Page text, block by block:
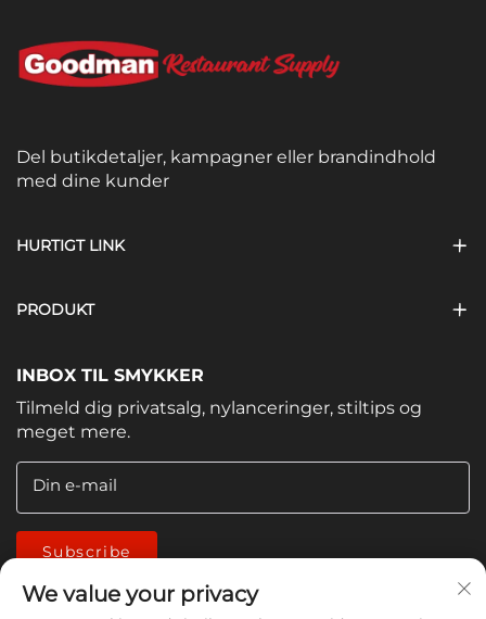
Del butikdetaljer, kampagner eller brandindhold
med dine kunder
HURTIGT LINK
PRODUKT
INBOX TIL SMYKKER
Tilmeld dig privatsalg, nylanceringer, stiltips og
meget mere.
Din e-mail
Subscribe
We value your privacy